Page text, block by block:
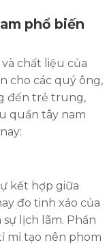
phổ biến
chất liệu của
cho các quý ông,
đến trẻ trung,
quần tây nam
kết hợp giữa
đo tinh xảo của
lịch lãm. Phần
mỉ tạo nên phom